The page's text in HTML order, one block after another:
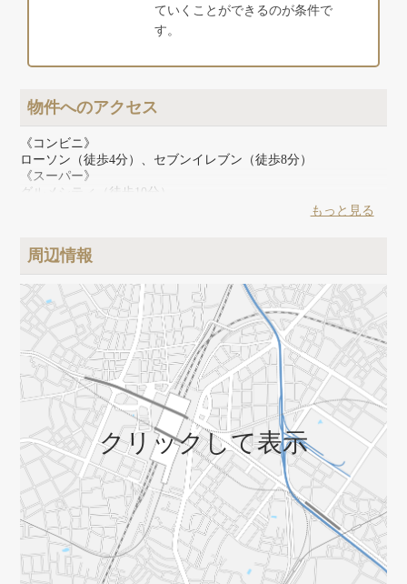
ていくことができるのが条件で
す。
物件へのアクセス
《コンビニ》
ローソン（徒歩4分）、セブンイレブン（徒歩8分）
《スーパー》
グルメシティ（徒歩10分）
もっと見る
周辺情報
クリックして表示